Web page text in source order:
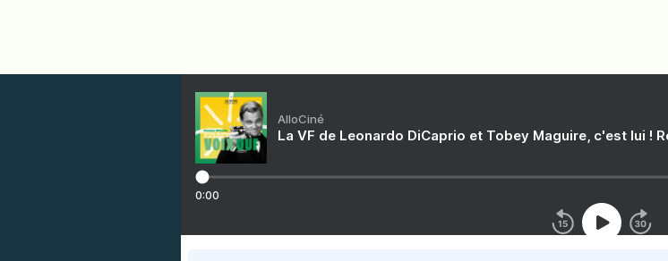
AlloCiné
La VF de Leonardo DiCaprio et Tobey Maguire, c'est lui !
0:00